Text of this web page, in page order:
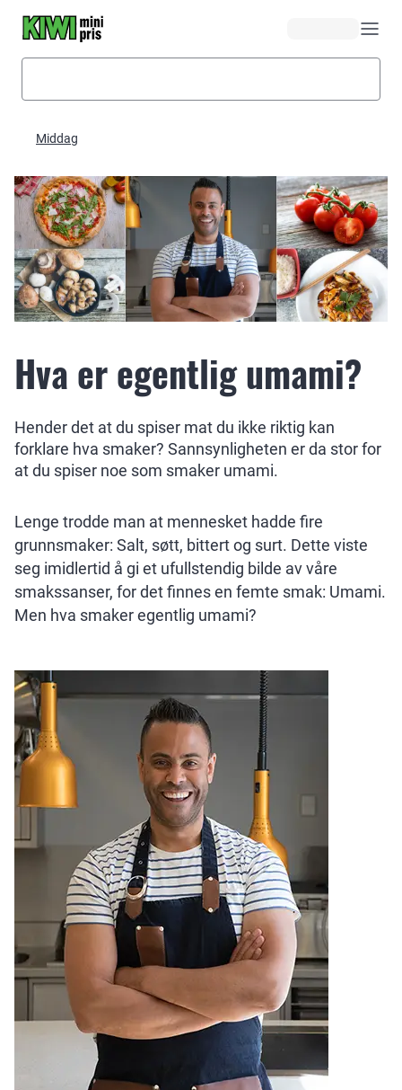
Middag
Hva er egentlig umami?
Hender det at du spiser mat du ikke riktig kan
forklare hva smaker? Sannsynligheten er da stor for
at du spiser noe som smaker umami.
Lenge trodde man at mennesket hadde fire
grunnsmaker: Salt, søtt, bittert og surt. Dette viste
seg imidlertid å gi et ufullstendig bilde av våre
smakssanser, for det finnes en femte smak: Umami.
Men hva smaker egentlig umami?